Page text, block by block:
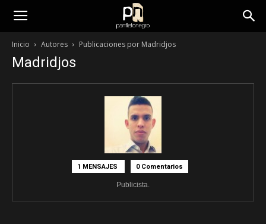
panfletonegro
Inicio Autores Publicaciones por Madridjos
Madridjos
1 MENSAJES 0 Comentarios
Publicista.